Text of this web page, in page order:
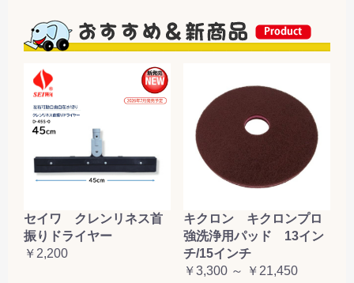
セイワ クレンリネス首
振りドライヤー
￥2,200
キクロン キクロンプロ
強洗浄用パッド 13イン
チ/15インチ
￥3,300 ～ ￥21,450